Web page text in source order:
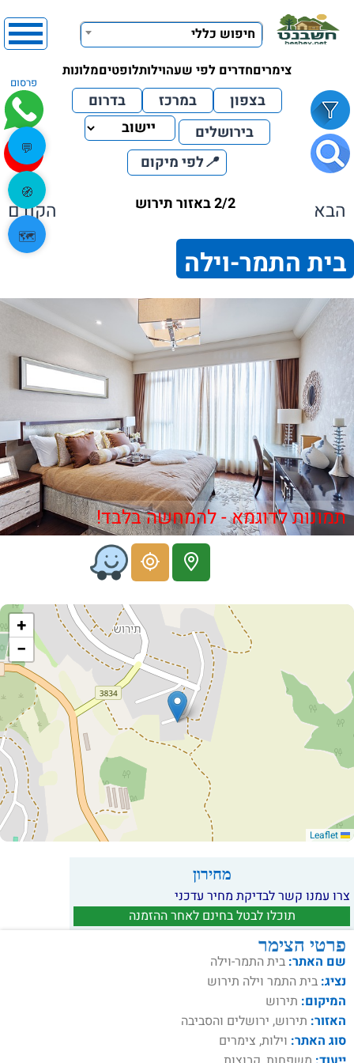
חיפוש כללי
צימריםחדרים לפי שעהוילותלופטיםמלונות
פרסום
בצפון במרכז
בדרום
בירושלים
📍לפי מיקום
הבא 2/2 באזור תירוש הקודם
בית התמר-וילה
תמונות לדוגמא - להמחשה בלבד!
+
−
מחירון
צרו עמנו קשר לבדיקת מחיר עדכני
תוכלו לבטל בחינם לאחר ההזמנה
פרטי הצימר
שם האתר: בית התמר-וילה
נציג: בית התמר וילה תירוש
המיקום: תירוש
האזור: תירוש, ירושלים והסביבה
סוג האתר: וילות, צימרים
💬
🧭
🗺️